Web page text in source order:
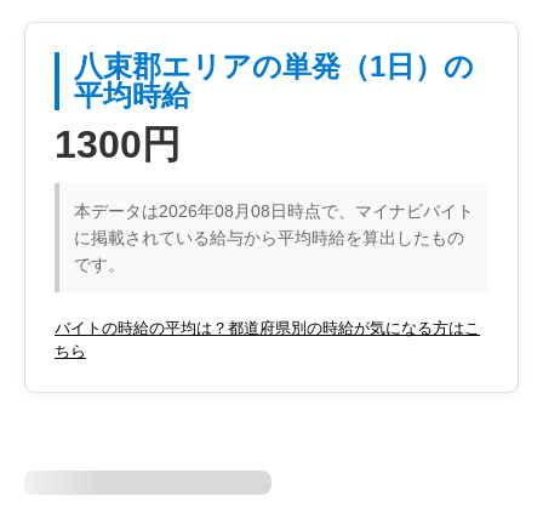
八束郡エリアの単発（1日）の
平均時給
1300円
本データは2026年08月08日時点で、マイナビバイト
に掲載されている給与から平均時給を算出したもの
です。
バイトの時給の平均は？都道府県別の時給が気になる方はこ
ちら